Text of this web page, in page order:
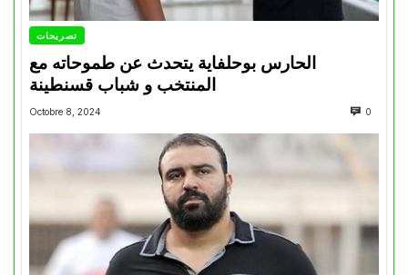
تصريحات
الحارس بوحلفاية يتحدث عن طموحاته مع
المنتخب و شباب قسنطينة
Octobre 8, 2024 0